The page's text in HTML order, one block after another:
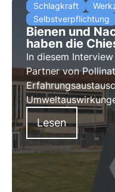
Schlagkraft
Selbstverpflichtung
Bienen und
haben die
In diesem
Partner von
der Bienen zu
Projekts zur
mit 3Bee.
Lesen